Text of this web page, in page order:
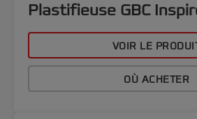
Plastifieuse GBC
VOIR LE
OÙ ACHETER